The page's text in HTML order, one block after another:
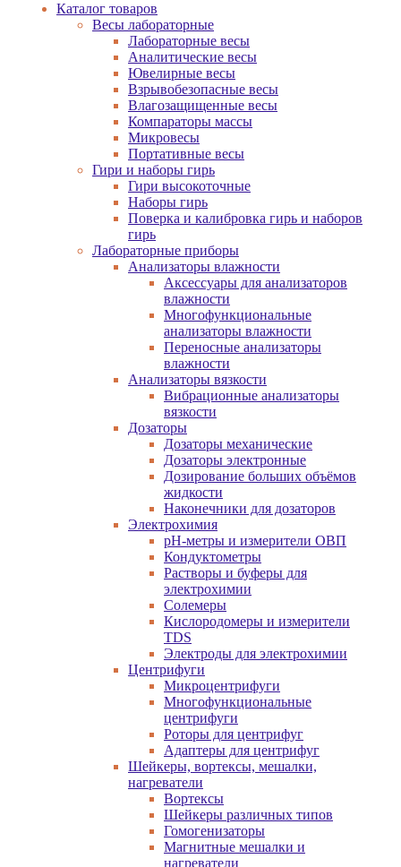
Каталог товаров
Весы лабораторные
Лабораторные весы
Аналитические весы
Ювелирные весы
Взрывобезопасные весы
Влагозащищенные весы
Компараторы массы
Микровесы
Портативные весы
Гири и наборы гирь
Гири высокоточные
Наборы гирь
Поверка и калибровка гирь и наборов
гирь
Лабораторные приборы
Анализаторы влажности
Аксессуары для анализаторов
влажности
Многофункциональные
анализаторы влажности
Переносные анализаторы
влажности
Анализаторы вязкости
Вибрационные анализаторы
вязкости
Дозаторы
Дозаторы механические
Дозаторы электронные
Дозирование больших объёмов
жидкости
Наконечники для дозаторов
Электрохимия
pH-метры и измерители ОВП
Кондуктометры
Растворы и буферы для
электрохимии
Солемеры
Кислородомеры и измерители
TDS
Электроды для электрохимии
Центрифуги
Микроцентрифуги
Многофункциональные
центрифуги
Роторы для центрифуг
Адаптеры для центрифуг
Шейкеры, вортексы, мешалки,
нагреватели
Вортексы
Шейкеры различных типов
Гомогенизаторы
Магнитные мешалки и
нагреватели